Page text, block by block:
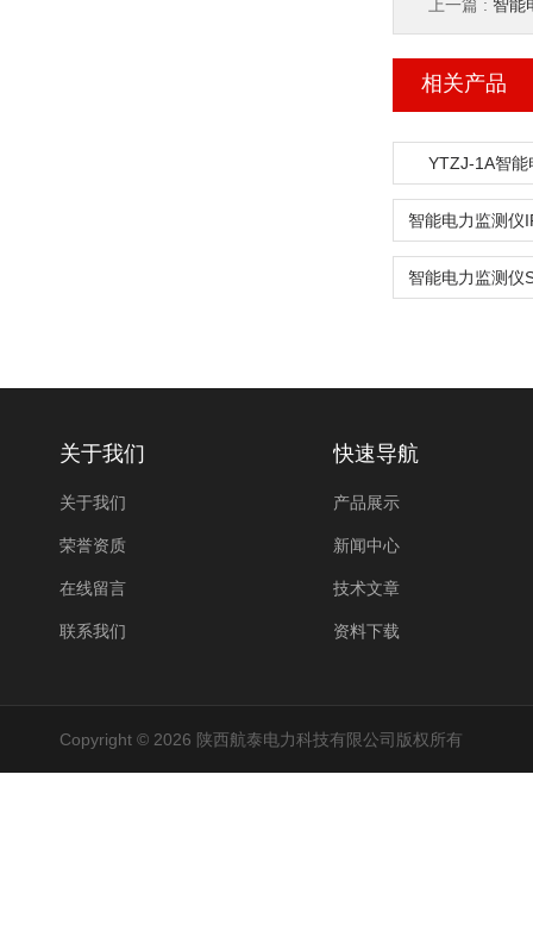
上一篇 : 智能
相关产品
YTZJ-1A智能
关于我们
关于我们
荣誉资质
在线留言
联系我们
快速导航
产品展示
新闻中心
技术文章
资料下载
Copyright © 2026 陕西航泰电力科技有限公司版权所有